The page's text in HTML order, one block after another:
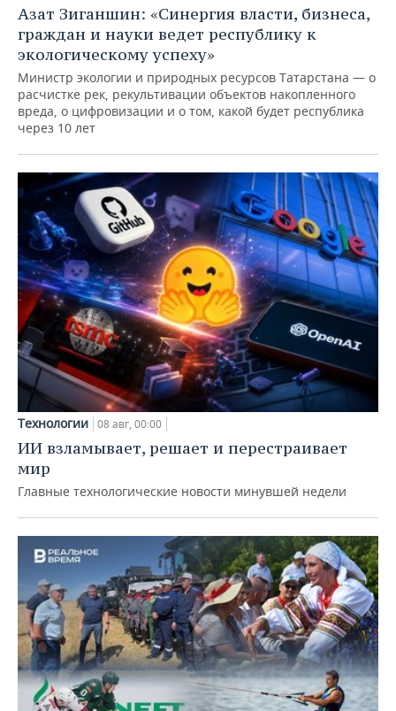
Азат Зиганшин: «Синергия власти, бизнеса,
граждан и науки ведет республику к
экологическому успеху»
Министр экологии и природных ресурсов Татарстана — о
расчистке рек, рекультивации объектов накопленного
вреда, о цифровизации и о том, какой будет республика
через 10 лет
Технологии 08 авг, 00:00
ИИ взламывает, решает и перестраивает
мир
Главные технологические новости минувшей недели